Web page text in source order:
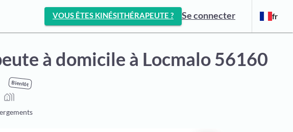
VOUS ÊTES KINÉSITHÉRAPEUTE ? Se connecter fr
à domicile à Locmalo 56160
Bientôt
holiday_village